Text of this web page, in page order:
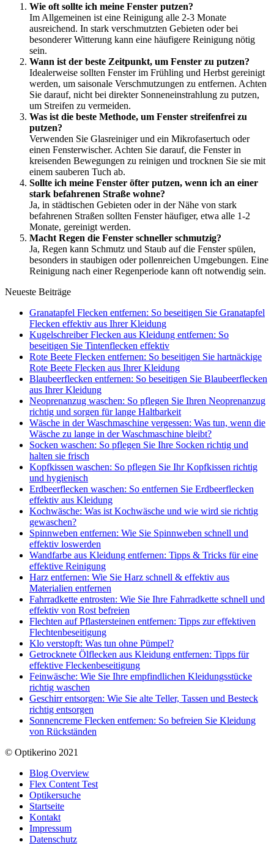
Wie oft sollte ich meine Fenster putzen?
Im Allgemeinen ist eine Reinigung alle 2-3 Monate
ausreichend. In stark verschmutzten Gebieten oder bei
besonderer Witterung kann eine häufigere Reinigung nötig
sein.
Wann ist der beste Zeitpunkt, um Fenster zu putzen?
Idealerweise sollten Fenster im Frühling und Herbst gereinigt
werden, um saisonale Verschmutzungen zu entfernen. Achten
Sie darauf, nicht bei direkter Sonneneinstrahlung zu putzen,
um Streifen zu vermeiden.
Was ist die beste Methode, um Fenster streifenfrei zu
putzen?
Verwenden Sie Glasreiniger und ein Mikrofasertuch oder
einen Fensterwischer. Achten Sie darauf, die Fenster in
kreisenden Bewegungen zu reinigen und trocknen Sie sie mit
einem sauberen Tuch ab.
Sollte ich meine Fenster öfter putzen, wenn ich an einer
stark befahrenen Straße wohne?
Ja, in städtischen Gebieten oder in der Nähe von stark
befahrenen Straßen sollten Fenster häufiger, etwa alle 1-2
Monate, gereinigt werden.
Macht Regen die Fenster schneller schmutzig?
Ja, Regen kann Schmutz und Staub auf die Fenster spülen,
besonders in staubigen oder pollenreichen Umgebungen. Eine
Reinigung nach einer Regenperiode kann oft notwendig sein.
Neueste Beiträge
Granatapfel Flecken entfernen: So beseitigen Sie Granatapfel
Flecken effektiv aus Ihrer Kleidung
Kugelschreiber Flecken aus Kleidung entfernen: So
beseitigen Sie Tintenflecken effektiv
Rote Beete Flecken entfernen: So beseitigen Sie hartnäckige
Rote Beete Flecken aus Ihrer Kleidung
Blaubeerflecken entfernen: So beseitigen Sie Blaubeerflecken
aus Ihrer Kleidung
Neoprenanzug waschen: So pflegen Sie Ihren Neoprenanzug
richtig und sorgen für lange Haltbarkeit
Wäsche in der Waschmaschine vergessen: Was tun, wenn die
Wäsche zu lange in der Waschmaschine bleibt?
Socken waschen: So pflegen Sie Ihre Socken richtig und
halten sie frisch
Kopfkissen waschen: So pflegen Sie Ihr Kopfkissen richtig
und hygienisch
Erdbeerflecken waschen: So entfernen Sie Erdbeerflecken
effektiv aus Kleidung
Kochwäsche: Was ist Kochwäsche und wie wird sie richtig
gewaschen?
Spinnweben entfernen: Wie Sie Spinnweben schnell und
effektiv loswerden
Wandfarbe aus Kleidung entfernen: Tipps & Tricks für eine
effektive Reinigung
Harz entfernen: Wie Sie Harz schnell & effektiv aus
Materialien entfernen
Fahrradkette entrosten: Wie Sie Ihre Fahrradkette schnell und
effektiv von Rost befreien
Flechten auf Pflastersteinen entfernen: Tipps zur effektiven
Flechtenbeseitigung
Klo verstopft: Was tun ohne Pümpel?
Getrocknete Ölflecken aus Kleidung entfernen: Tipps für
effektive Fleckenbeseitigung
Feinwäsche: Wie Sie Ihre empfindlichen Kleidungsstücke
richtig waschen
Geschirr entsorgen: Wie Sie alte Teller, Tassen und Besteck
richtig entsorgen
Sonnencreme Flecken entfernen: So befreien Sie Kleidung
von Rückständen
© Optikerino 2021
Blog Overview
Flex Content Test
Optikersuche
Startseite
Kontakt
Impressum
Datenschutz